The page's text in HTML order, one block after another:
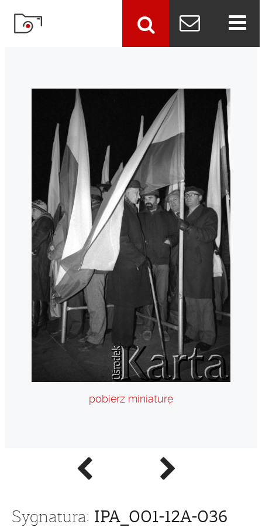
Poprzednie
zdjęcie
Następne
zdjęcie
pobierz miniaturę
Sygnatura: IPA_001-12A-036